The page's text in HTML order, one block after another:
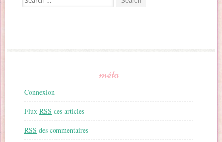
méta
Connexion
FluxRSS des articles
RSS des commentaires